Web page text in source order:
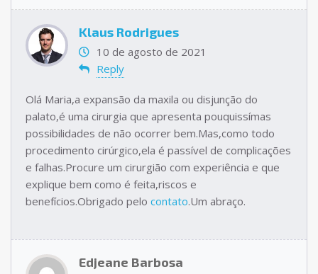
Klaus Rodrigues
10 de agosto de 2021
Reply
Olá Maria,a expansão da maxila ou disjunção do
palato,é uma cirurgia que apresenta pouquissímas
possibilidades de não ocorrer bem.Mas,como todo
procedimento cirúrgico,ela é passível de complicações
e falhas.Procure um cirurgião com experiência e que
explique bem como é feita,riscos e
benefícios.Obrigado pelo contato.Um abraço.
Edjeane Barbosa